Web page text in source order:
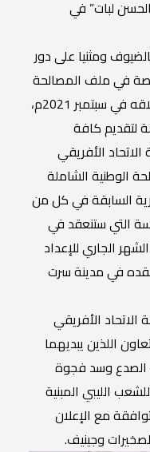
لبات” في
ومثنيا على دور
في ملف المصالحة
الليبية، منذ الإعلان الرسمي عن انطلاقه في سبتمبر 2021م،
لتقديم كافة
الأفريقي
الوطنية الشاملة
السابقة في كل من
التي ستنعقد في
خلال يومي 14-15 من الشهر الجاري للإعداد
في مدينة سرت
الأفريقي
اللذين يبديهما
الصدع وسد فجوة
الليبي المبنية
مع الإعلان
وجينيف.